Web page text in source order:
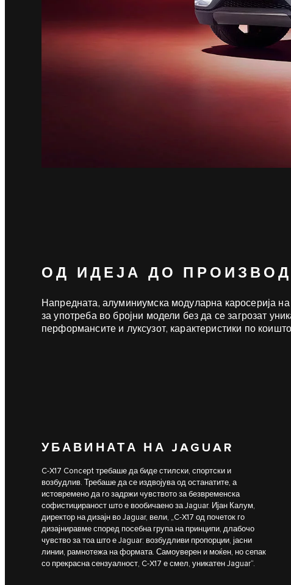
ОД ИДЕЈА ДО ПРОИЗВОД
Напредната, алуминиумска модуларна каросерија
за употреба во бројни модели без да се загрозат
перформансите и луксузот, карактеристики по
УБАВИНАТА НА JAGUAR
C‑X17 Concept требаше да биде стилски, спортски и
возбудлив. Требаше да се издвојува од останатите, а
истовремено да го задржи чувството за безвременска
софистицираност што е вообичаено за Jaguar. Ијан Калум,
директор на дизајн во Jaguar, вели, „C‑X17 од почеток го
дизајниравме според посебна група на принципи, длабочо
чувство за тоа што е Jaguar: возбудливи пропорции, јасни
линии, рамнотежа на формата. Самоуверен и моќен, но сепак
со прекрасна сензуалност, C‑X17 е смел, уникатен Jaguar“.